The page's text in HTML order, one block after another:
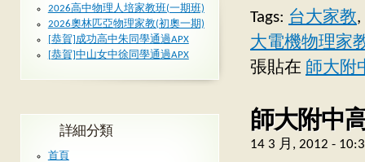
Tags: 台大家教,
大電機物理家
張貼在 師大附
師大附中
14 3 月, 2012 -
2026高中物理人培家教班(一期班)
2026奧林匹亞物理家教(初奧一期)
[恭賀]成功高中朱同學通過APX
[恭賀]中山女中徐同學通過APX
詳細分類
首頁